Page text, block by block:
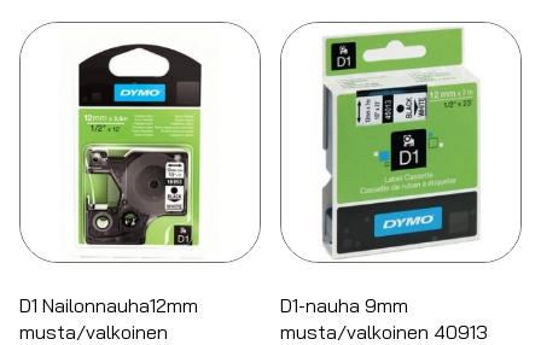
D1 Nailonnauha12mm
musta/valkoinen
D1-nauha 9mm
musta/valkoinen 40913